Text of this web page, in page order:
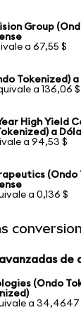
Group
a 67,55 $
Tokenized)
a 136,06 $
High Yield
a
a 94,53 $
(Ondo
a 0,136 $
de
(Ondo
a 34,4647